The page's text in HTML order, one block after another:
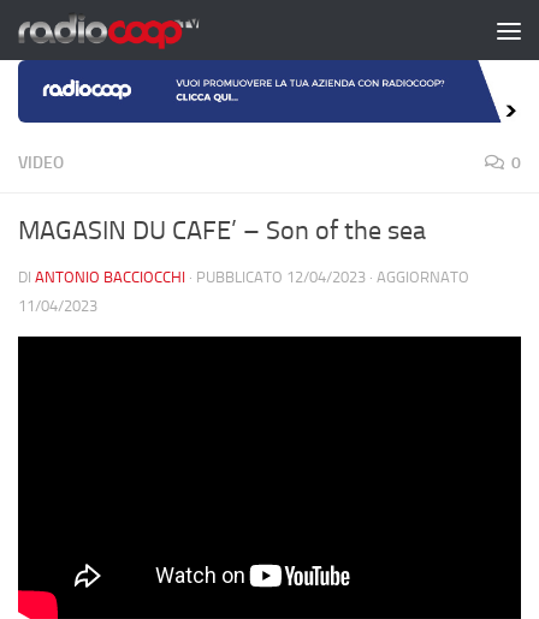
Salta al contenuto
VIDEO 0
MAGASIN DU CAFE’ – Son of the sea
DI ANTONIO BACCIOCCHI · PUBBLICATO 12/04/2023 · AGGIORNATO
11/04/2023